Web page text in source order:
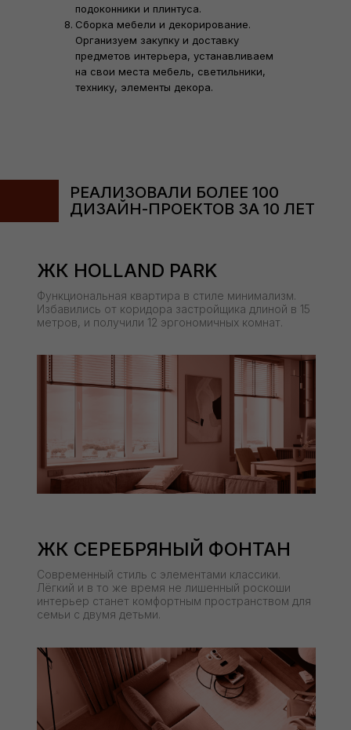
подоконники и плинтуса.
Сборка мебели и декорирование.
Организуем закупку и доставку
предметов интерьера, устанавливаем
на свои места мебель, светильники,
технику, элементы декора.
РЕАЛИЗОВАЛИ БОЛЕЕ 100
ДИЗАЙН-ПРОЕКТОВ ЗА 10 ЛЕТ
ЖК HOLLAND PARK
Функциональная квартира в стиле минимализм.
Избавились от коридора застройщика длиной в 15
метров, и получили 12 эргономичных комнат.
ЖК СЕРЕБРЯНЫЙ ФОНТАН
Современный стиль с элементами классики.
Лёгкий и в то же время не лишенный роскоши
интерьер станет комфортным пространством для
семьи с двумя детьми.